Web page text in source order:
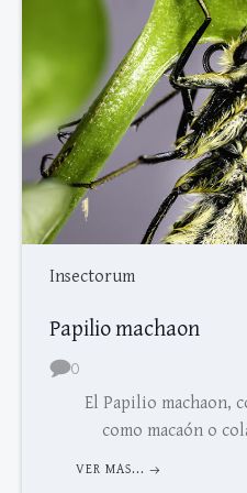
Insectorum
Papilio machaon
0
El Papilio machaon,
como macaón o
VER MAS...